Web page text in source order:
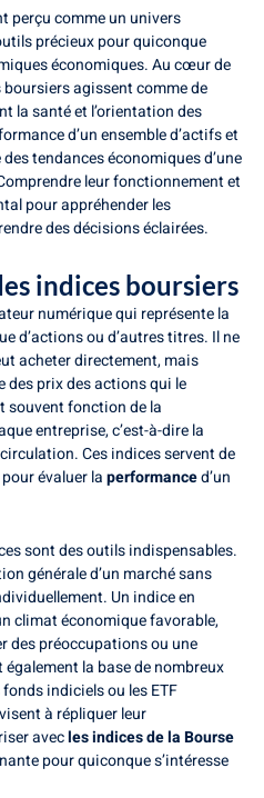
perçu comme un univers
précieux pour quiconque
économiques. Au cœur de
agissent comme de
la santé et l’orientation des
d’un ensemble d’actifs et
tendances économiques d’une
leur fonctionnement et
pour appréhender les
des décisions éclairées.
indices boursiers
numérique qui représente la
d’actions ou d’autres titres. Il ne
acheter directement, mais
des prix des actions qui le
souvent fonction de la
entreprise, c’est-à-dire la
Ces indices servent de
évaluer laperformanced’un
sont des outils indispensables.
générale d’un marché sans
Un indice en
climat économique favorable,
des préoccupations ou une
la base de nombreux
indiciels ou les ETF
à répliquer leur
avecles indices de la Bourse
pour quiconque s’intéresse